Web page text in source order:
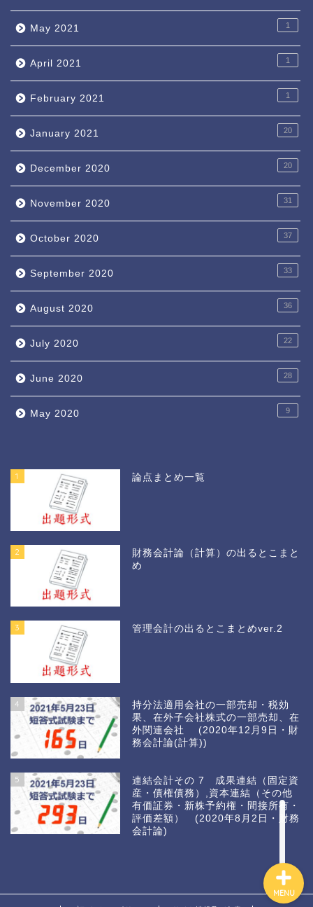
May 2021 1
April 2021 1
February 2021 1
January 2021 20
December 2020 20
November 2020 31
October 2020 37
September 2020 33
August 2020 36
July 2020 22
June 2020 28
May 2020 9
1 論点まとめ一覧
2
財務会計論（計算）の出るとこまと
め
3 管理会計の出るとこまとめver.2
4
持分法適用会社の一部売却・税効
果、在外子会社株式の一部売却、在
外関連会社 (2020年12月9日・財
務会計論(計算))
5
連結会計その 7 成果連結（固定資
産・債権債務）,資本連結（その他
有価証券・新株予約権・間接所有・
評価差額） (2020年8月2日・財務
会計論)
MENU
カウントダウン2021